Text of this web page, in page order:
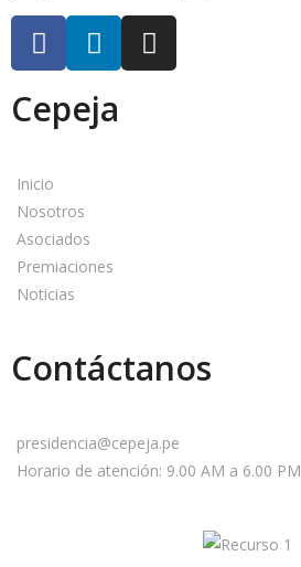
Cepeja
Inicio
Nosotros
Asociados
Premiaciones
Noticias
Contáctanos
presidencia@cepeja.pe
Horario de atención: 9.00 AM a 6.00 PM